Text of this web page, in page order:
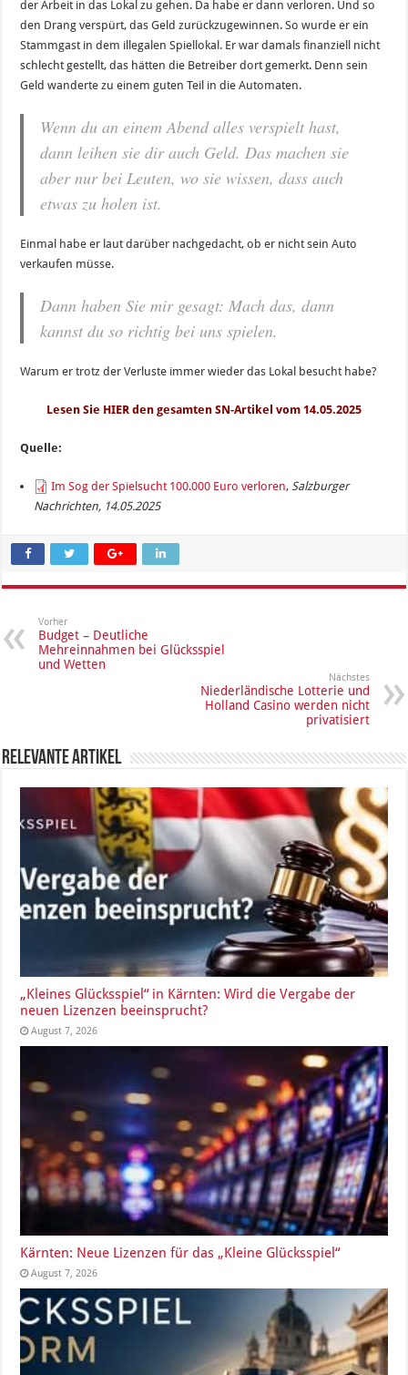
der Arbeit in das Lokal zu gehen. Da habe er dann verloren. Und so
den Drang verspürt, das Geld zurückzugewinnen. So wurde er ein
Stammgast in dem illegalen Spiellokal. Er war damals finanziell nicht
schlecht gestellt, das hätten die Betreiber dort gemerkt. Denn sein
Geld wanderte zu einem guten Teil in die Automaten.
Wenn du an einem Abend alles verspielt hast,
dann leihen sie dir auch Geld. Das machen sie
aber nur bei Leuten, wo sie wissen, dass auch
etwas zu holen ist.
Einmal habe er laut darüber nachgedacht, ob er nicht sein Auto
verkaufen müsse.
Dann haben Sie mir gesagt: Mach das, dann
kannst du so richtig bei uns spielen.
Warum er trotz der Verluste immer wieder das Lokal besucht habe?
Lesen Sie HIER den gesamten SN-Artikel vom 14.05.2025
Quelle:
Im Sog der Spielsucht 100.000 Euro verloren, Salzburger
Nachrichten, 14.05.2025
Vorher
Budget – Deutliche
Mehreinnahmen bei Glücksspiel
und Wetten
Nächstes
Niederländische Lotterie und
Holland Casino werden nicht
privatisiert
Relevante Artikel
„Kleines Glücksspiel“ in Kärnten: Wird die Vergabe der
neuen Lizenzen beeinsprucht?
August 7, 2026
Kärnten: Neue Lizenzen für das „Kleine Glücksspiel“
August 7, 2026